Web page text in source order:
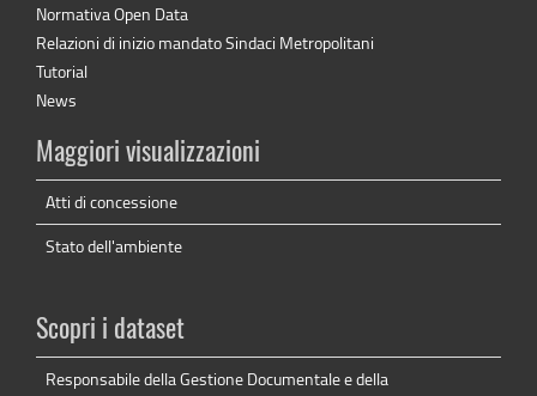
Normativa Open Data
Relazioni di inizio mandato Sindaci Metropolitani
Tutorial
News
Maggiori visualizzazioni
Atti di concessione
Stato dell'ambiente
Scopri i dataset
Responsabile della Gestione Documentale e della